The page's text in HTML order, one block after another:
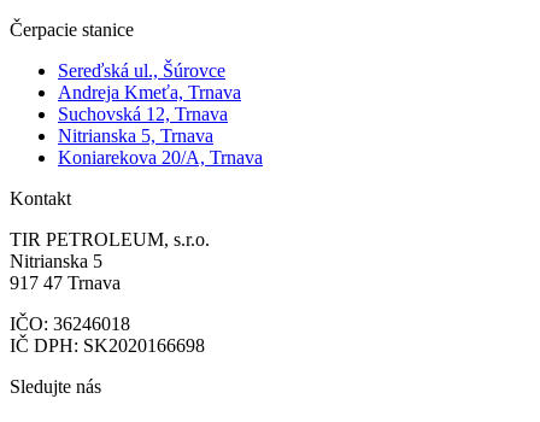
Čerpacie stanice
Sereďská ul., Šúrovce
Andreja Kmeťa, Trnava
Suchovská 12, Trnava
Nitrianska 5, Trnava
Koniarekova 20/A, Trnava
Kontakt
TIR PETROLEUM, s.r.o.
Nitrianska 5
917 47 Trnava
IČO: 36246018
IČ DPH: SK2020166698
Sledujte nás